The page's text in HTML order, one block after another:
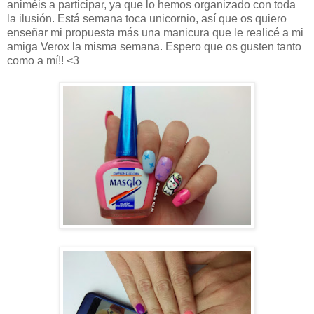
animéis a participar, ya que lo hemos organizado con toda
la ilusión. Está semana toca unicornio, así que os quiero
enseñar mi propuesta más una manicura que le realicé a mi
amiga Verox la misma semana. Espero que os gusten tanto
como a mí!! <3